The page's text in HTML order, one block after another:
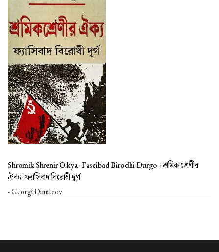
Shromik Shrenir Oikya- Fascibad Birodhi Durgo -শ্রমিক শ্রেণীর
ঐক্য- ফ্যাসিবাদ বিরোধী দুর্গ
- Georgi Dimitrov